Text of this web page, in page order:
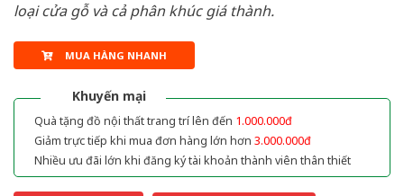
loại cửa gỗ và cả phân khúc giá thành.
MUA HÀNG NHANH
Khuyến mại
Quà tặng đồ nội thất trang trí lên đến 1.000.000đ
Giảm trực tiếp khi mua đơn hàng lớn hơn 3.000.000đ
Nhiều ưu đãi lớn khi đăng ký tài khoản thành viên thân thiết